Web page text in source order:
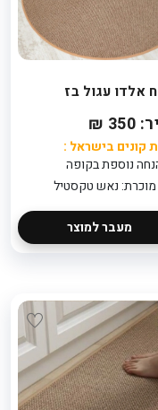
אלדו עגול בז
₪
קונים בישראל :
מוכרת: נאש טקסטיל
מעבר למוצר